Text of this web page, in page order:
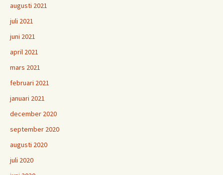
augusti 2021
juli 2021
juni 2021
april 2021
mars 2021
februari 2021
januari 2021
december 2020
september 2020
augusti 2020
juli 2020